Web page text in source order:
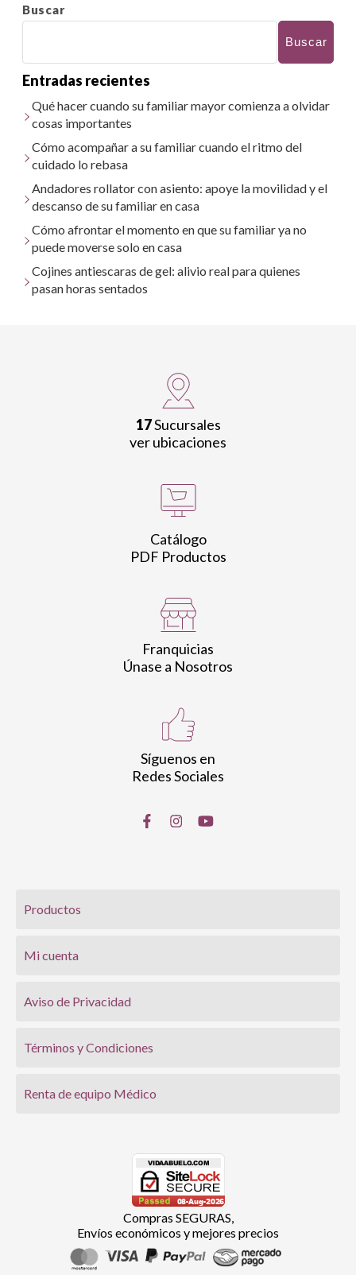
Buscar
Buscar
Entradas recientes
Qué hacer cuando su familiar mayor comienza a olvidar
cosas importantes
Cómo acompañar a su familiar cuando el ritmo del
cuidado lo rebasa
Andadores rollator con asiento: apoye la movilidad y el
descanso de su familiar en casa
Cómo afrontar el momento en que su familiar ya no
puede moverse solo en casa
Cojines antiescaras de gel: alivio real para quienes
pasan horas sentados
17Sucursales
ver ubicaciones
Catálogo
PDF Productos
Franquicias
Únase a Nosotros
Síguenos en
Redes Sociales
Productos
Mi cuenta
Aviso de Privacidad
Términos y Condiciones
Renta de equipo Médico
Compras SEGURAS,
Envíos económicos y mejores precios